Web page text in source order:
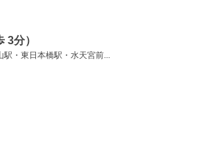
3分）
・東日本橋駅・水天宮前...